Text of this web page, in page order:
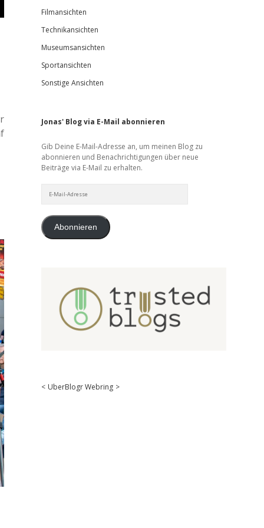
Filmansichten
Technikansichten
Museumsansichten
Sportansichten
Sonstige Ansichten
Jonas' Blog via E-Mail abonnieren
Gib Deine E-Mail-Adresse an, um meinen Blog zu
abonnieren und Benachrichtigungen über neue
Beiträge via E-Mail zu erhalten.
Mail-
Abonnieren
< UberBlogr Webring >